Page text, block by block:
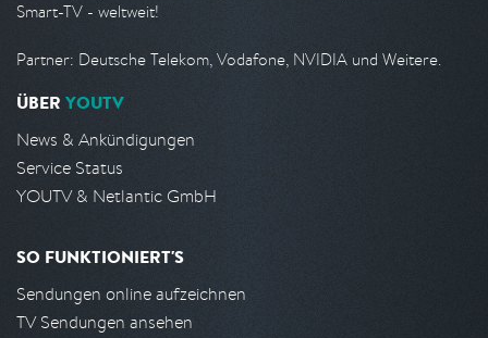
Smart-TV - weltweit!
Partner: Deutsche Telekom, Vodafone, NVIDIA und Weitere.
ÜBER YOUTV
News & Ankündigungen
Service Status
YOUTV & Netlantic GmbH
SO FUNKTIONIERT'S
Sendungen online aufzeichnen
TV Sendungen ansehen